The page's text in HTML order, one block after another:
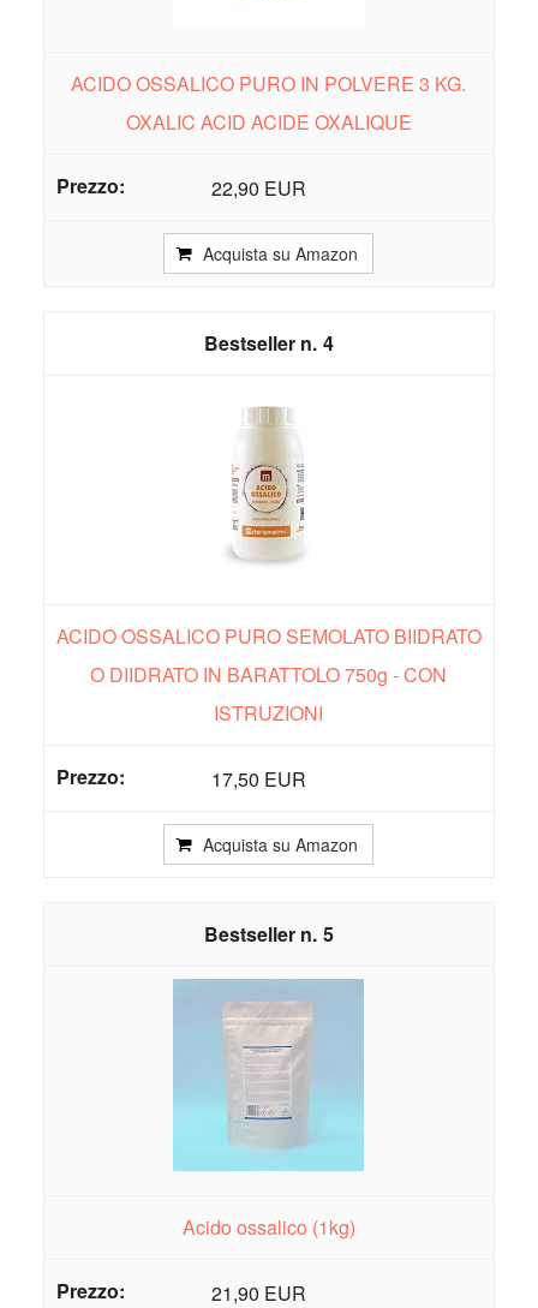
ACIDO OSSALICO PURO IN POLVERE 3 KG.
OXALIC ACID ACIDE OXALIQUE
22,90 EUR
Acquista su Amazon
4
ACIDO OSSALICO PURO SEMOLATO BIIDRATO
O DIIDRATO IN BARATTOLO 750g - CON
ISTRUZIONI
17,50 EUR
Acquista su Amazon
5
Acido ossalico (1kg)
21,90 EUR